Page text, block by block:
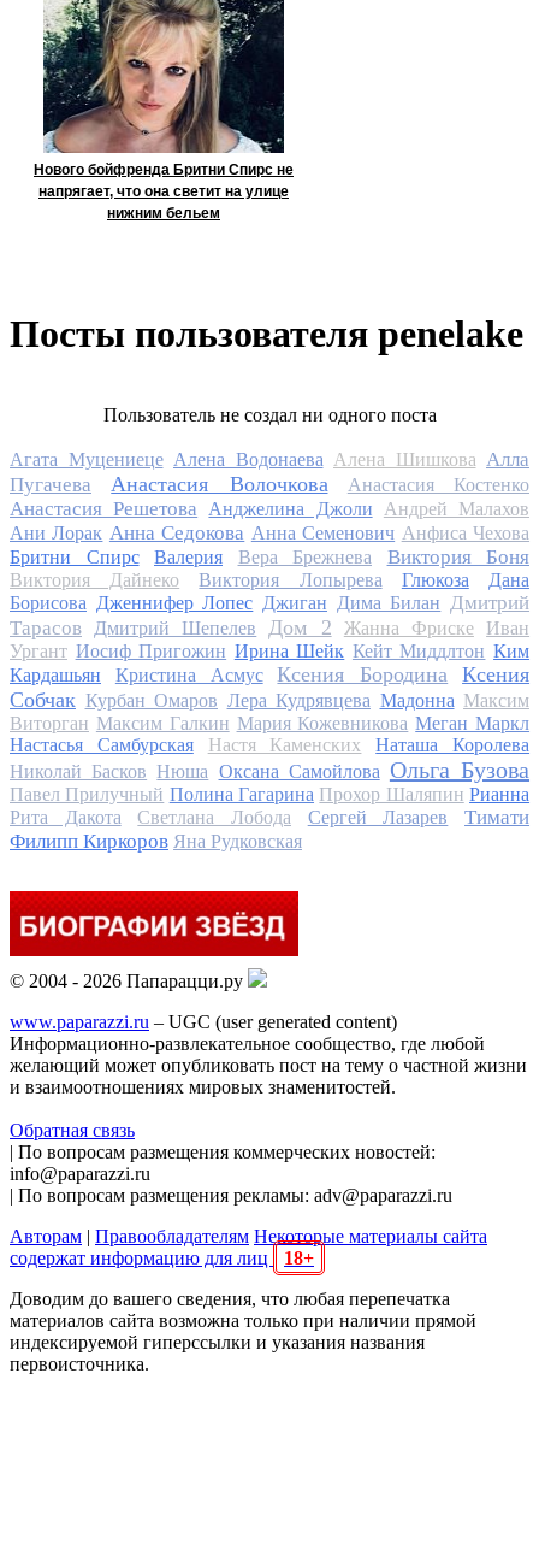
Нового бойфренда Бритни Спирс не
напрягает, что она светит на улице
нижним бельем
Посты пользователя penelake
Пользователь не создал ни одного поста
Агата Муцениеце Алена Водонаева Алена Шишкова Алла
Пугачева
Анастасия Волочкова Анастасия Костенко
Анастасия Решетова Анджелина Джоли
Андрей Малахов
Ани Лорак Анна Седокова Анна Семенович Анфиса Чехова
Бритни Спирс
Валерия Вера Брежнева Виктория Боня
Виктория Дайнеко Виктория Лопырева Глюкоза
Дана
Борисова Дженнифер Лопес Джиган Дима Билан Дмитрий
Тарасов
Дмитрий Шепелев Дом 2 Жанна Фриске
Иван
Ургант Иосиф Пригожин Ирина Шейк Кейт Миддлтон Ким
Кардашьян
Кристина Асмус Ксения Бородина
Ксения
Собчак Курбан Омаров Лера Кудрявцева Мадонна Максим
Виторган Максим Галкин Мария Кожевникова Меган Маркл
Настасья Самбурская
Настя Каменских
Наташа Королева
Николай Басков Нюша Оксана Самойлова Ольга Бузова
Павел Прилучный Полина Гагарина Прохор Шаляпин Рианна
Рита Дакота
Светлана Лобода Сергей Лазарев
Тимати
Филипп Киркоров Яна Рудковская
© 2004 - 2026 Папарацци.ру
www.paparazzi.ru – UGC (user generated content)
Информационно-развлекательное сообщество, где любой
желающий может опубликовать пост на тему о частной жизни
и взаимоотношениях мировых знаменитостей.
Обратная связь
| По вопросам размещения коммерческих новостей:
info@paparazzi.ru
| По вопросам размещения рекламы: adv@paparazzi.ru
Авторам | Правообладателям Некоторые материалы сайта
содержат информацию для лиц
18+
Доводим до вашего сведения, что любая перепечатка
материалов сайта возможна только при наличии прямой
индексируемой гиперссылки и указания названия
первоисточника.